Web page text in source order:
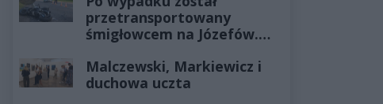
przetransportowany
śmigłowcem na Józefów.
żyłach
Malczewski, Markiewicz i
duchowa uczta